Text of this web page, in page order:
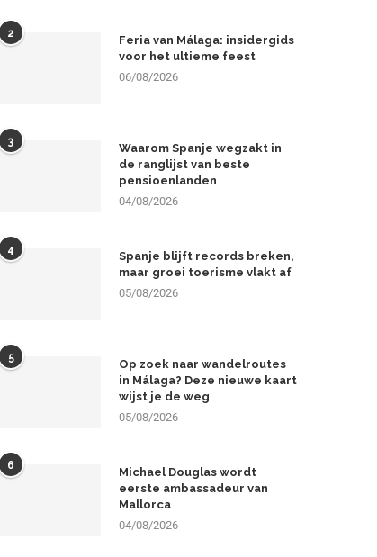
2
Feria van Málaga: insidergids
voor het ultieme feest
06/08/2026
3
Waarom Spanje wegzakt in
de ranglijst van beste
pensioenlanden
04/08/2026
4
Spanje blijft records breken,
maar groei toerisme vlakt af
05/08/2026
5
Op zoek naar wandelroutes
in Málaga? Deze nieuwe kaart
wijst je de weg
05/08/2026
6
Michael Douglas wordt
eerste ambassadeur van
Mallorca
04/08/2026